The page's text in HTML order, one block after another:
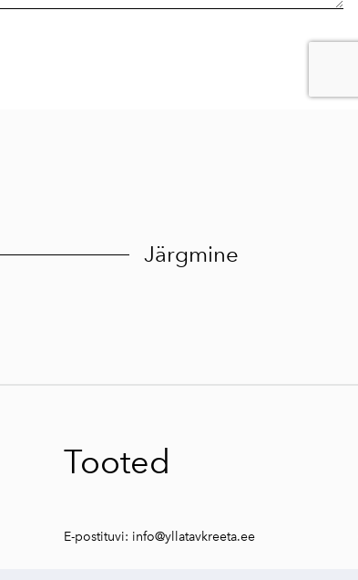
Järgmine
Tooted
E-postituvi: info@yllatavkreeta.ee